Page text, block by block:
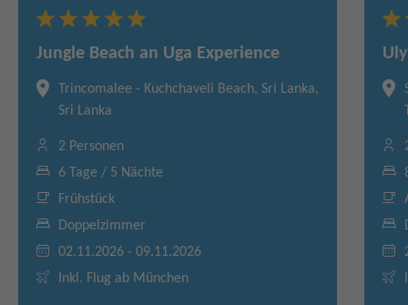
Jungle Beach an Uga Experience
Trincomalee - Kuchchaveli Beach, Sri Lanka,
Sri Lanka
2 Personen
6 Tage / 5 Nächte
Frühstück
Doppelzimmer
02.11.2026 - 09.11.2026
Inkl. Flug ab München